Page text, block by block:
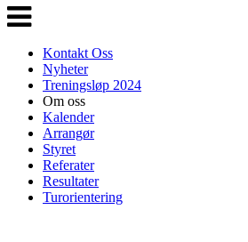
Veksle
navigasjon
Kontakt Oss
Nyheter
Treningsløp 2024
Om oss
Kalender
Arrangør
Styret
Referater
Resultater
Turorientering